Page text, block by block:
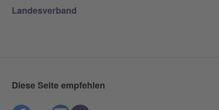
Landesverband
Diese Seite empfehlen